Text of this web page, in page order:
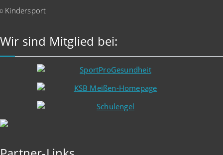
Kindersport
Wir sind Mitglied bei: